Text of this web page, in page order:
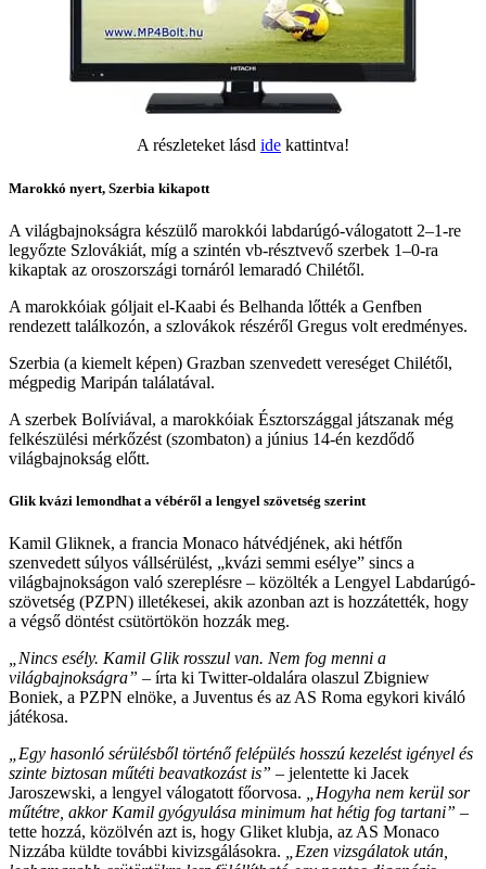
A részleteket lásd ide kattintva!
Marokkó nyert, Szerbia kikapott
A világbajnokságra készülő marokkói labdarúgó-válogatott 2–1-re
legyőzte Szlovákiát, míg a szintén vb-résztvevő szerbek 1–0-ra
kikaptak az oroszországi tornáról lemaradó Chilétől.
A marokkóiak góljait el-Kaabi és Belhanda lőtték a Genfben
rendezett találkozón, a szlovákok részéről Gregus volt eredményes.
Szerbia (a kiemelt képen) Grazban szenvedett vereséget Chilétől,
mégpedig Maripán találatával.
A szerbek Bolíviával, a marokkóiak Észtországgal játszanak még
felkészülési mérkőzést (szombaton) a június 14-én kezdődő
világbajnokság előtt.
Glik kvázi lemondhat a vébéről a lengyel szövetség szerint
Kamil Gliknek, a francia Monaco hátvédjének, aki hétfőn
szenvedett súlyos vállsérülést, „kvázi semmi esélye” sincs a
világbajnokságon való szereplésre – közölték a Lengyel Labdarúgó-
szövetség (PZPN) illetékesei, akik azonban azt is hozzátették, hogy
a végső döntést csütörtökön hozzák meg.
„Nincs esély. Kamil Glik rosszul van. Nem fog menni a
világbajnokságra” – írta ki Twitter-oldalára olaszul Zbigniew
Boniek, a PZPN elnöke, a Juventus és az AS Roma egykori kiváló
játékosa.
„Egy hasonló sérülésből történő felépülés hosszú kezelést igényel és
szinte biztosan műtéti beavatkozást is” – jelentette ki Jacek
Jaroszewski, a lengyel válogatott főorvosa.
„Hogyha nem kerül sor
műtétre, akkor Kamil gyógyulása minimum hat hétig fog tartani” –
tette hozzá, közölvén azt is, hogy Gliket klubja, az AS Monaco
Nizzába küldte további kivizsgálásokra.
„Ezen vizsgálatok után,